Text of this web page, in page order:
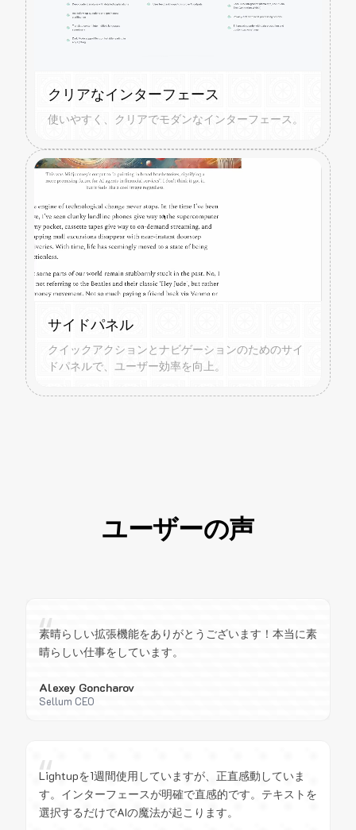
クリアなインターフェース
使いやすく、クリアでモダンなインターフェース。
サイドパネル
クイックアクションとナビゲーションのためのサイ
ドパネルで、ユーザー効率を向上。
ユーザーの声
“
素晴らしい拡張機能をありがとうございます！本当に素
晴らしい仕事をしています。
Alexey Goncharov
Sellum CEO
“
Lightupを1週間使用していますが、正直感動していま
す。インターフェースが明確で直感的です。テキストを
選択するだけでAIの魔法が起こります。